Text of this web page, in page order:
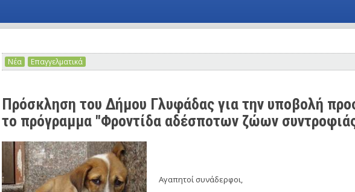
Νέα Επαγγελματικά
Πρόσκληση του Δήμου Γλυφάδας για την υποβολή
το πρόγραμμα "Φροντίδα αδέσποτων ζώων
Αγαπητοί συνάδερφοι,